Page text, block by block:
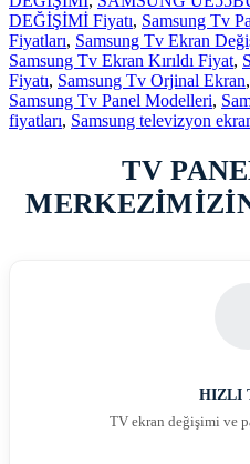
DEĞİŞİMİ Fiyatı, Samsung Tv
Fiyatları, Samsung Tv Ekran
Samsung Tv Ekran Kırıldı Fiyat,
Fiyatı, Samsung Tv Orjinal Ekran,
Samsung Tv Panel Modelleri,
fiyatları, Samsung televizyon
TV
HIZLI
TV ekran değişimi ve